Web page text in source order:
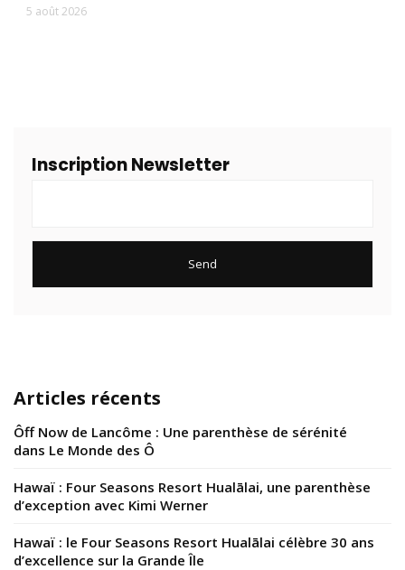
5 août 2026
Inscription Newsletter
Articles récents
Ôff Now de Lancôme : Une parenthèse de sérénité
dans Le Monde des Ô
Hawaï : Four Seasons Resort Hualālai, une parenthèse
d’exception avec Kimi Werner
Hawaï : le Four Seasons Resort Hualālai célèbre 30 ans
d’excellence sur la Grande Île